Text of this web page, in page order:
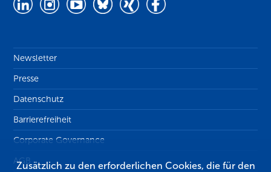
Newsletter
Presse
Datenschutz
Barrierefreiheit
Corporate Governance
AGB
Zusätzlich zu den erforderlichen Cookies, die für den